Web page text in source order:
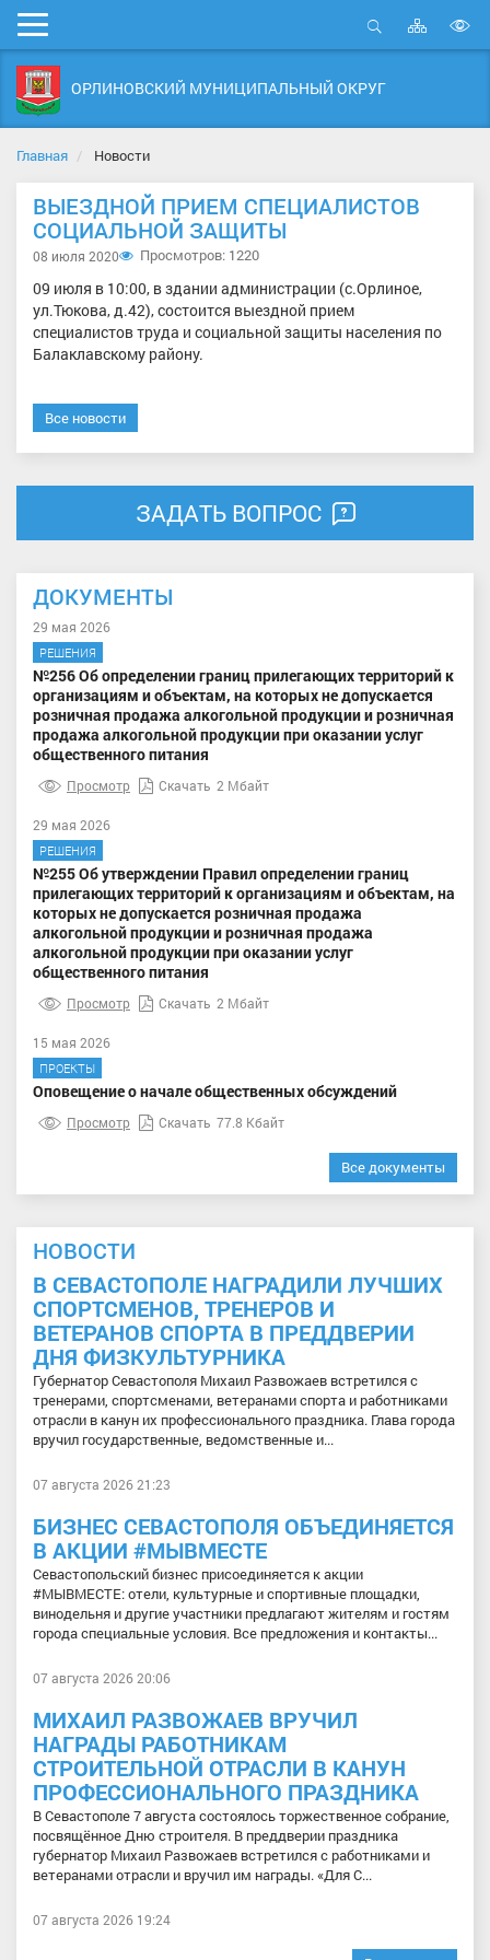
Мобильное
меню
Открыть
Карта
сайта
ОРЛИНОВСКИЙ МУНИЦИПАЛЬНЫЙ ОКРУГ
Главная Новости
ВЫЕЗДНОЙ ПРИЕМ СПЕЦИАЛИСТОВ
СОЦИАЛЬНОЙ ЗАЩИТЫ
08 июля 2020 Просмотров: 1220
09 июля в 10:00, в здании администрации (с.Орлиное,
ул.Тюкова, д.42), состоится выездной прием
специалистов труда и социальной защиты населения по
Балаклавскому району.
Все новости
ЗАДАТЬ ВОПРОС
ДОКУМЕНТЫ
29 мая 2026
РЕШЕНИЯ
№256 Об определении границ прилегающих территорий к
организациям и объектам, на которых не допускается
розничная продажа алкогольной продукции и розничная
продажа алкогольной продукции при оказании услуг
общественного питания
Просмотр Скачать 2 Мбайт
29 мая 2026
РЕШЕНИЯ
№255 Об утверждении Правил определении границ
прилегающих территорий к организациям и объектам, на
которых не допускается розничная продажа
алкогольной продукции и розничная продажа
алкогольной продукции при оказании услуг
общественного питания
Просмотр Скачать 2 Мбайт
15 мая 2026
ПРОЕКТЫ
Оповещение о начале общественных обсуждений
Просмотр Скачать 77.8 Кбайт
Все документы
НОВОСТИ
В СЕВАСТОПОЛЕ НАГРАДИЛИ ЛУЧШИХ
СПОРТСМЕНОВ, ТРЕНЕРОВ И
ВЕТЕРАНОВ СПОРТА В ПРЕДДВЕРИИ
ДНЯ ФИЗКУЛЬТУРНИКА
Губернатор Севастополя Михаил Развожаев встретился с
тренерами, спортсменами, ветеранами спорта и работниками
отрасли в канун их профессионального праздника. Глава города
вручил государственные, ведомственные и...
07 августа 2026 21:23
БИЗНЕС СЕВАСТОПОЛЯ ОБЪЕДИНЯЕТСЯ
В АКЦИИ #МЫВМЕСТЕ
Севастопольский бизнес присоединяется к акции
#МЫВМЕСТЕ: отели, культурные и спортивные площадки,
винодельня и другие участники предлагают жителям и гостям
города специальные условия. Все предложения и контакты...
07 августа 2026 20:06
МИХАИЛ РАЗВОЖАЕВ ВРУЧИЛ
НАГРАДЫ РАБОТНИКАМ
СТРОИТЕЛЬНОЙ ОТРАСЛИ В КАНУН
ПРОФЕССИОНАЛЬНОГО ПРАЗДНИКА
В Севастополе 7 августа состоялось торжественное собрание,
посвящённое Дню строителя. В преддверии праздника
губернатор Михаил Развожаев встретился с работниками и
ветеранами отрасли и вручил им награды. «Для С...
07 августа 2026 19:24